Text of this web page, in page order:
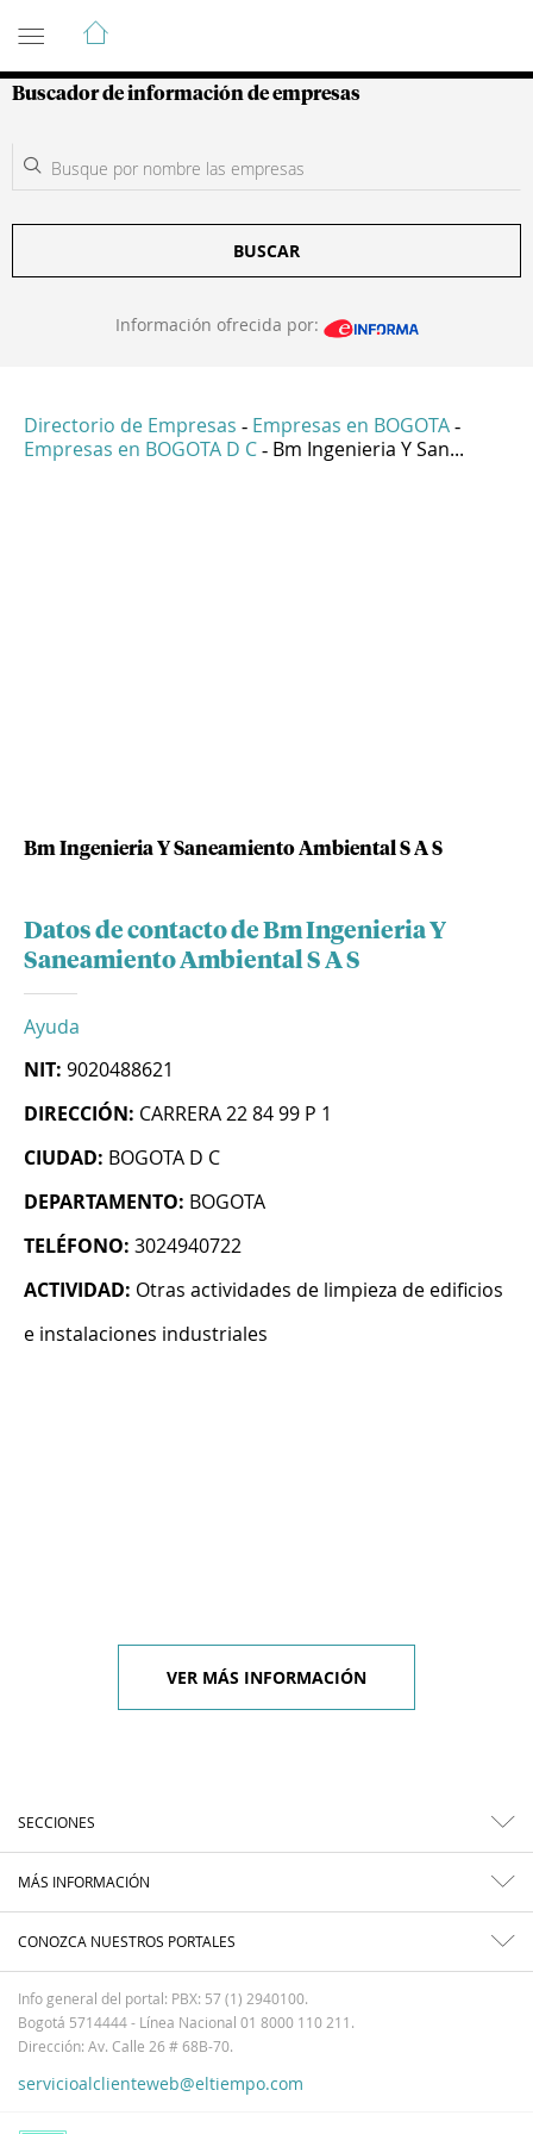
Guía de Empresas Colombianas
Buscador de información de empresas
BUSCAR
Información ofrecida por:
Directorio de Empresas - Empresas en BOGOTA -
Empresas en BOGOTA D C - Bm Ingenieria Y San...
Bm Ingenieria Y Saneamiento Ambiental S A S
Datos de contacto de Bm Ingenieria Y
Saneamiento Ambiental S A S
Ayuda
NIT: 9020488621
DIRECCIÓN: CARRERA 22 84 99 P 1
CIUDAD: BOGOTA D C
DEPARTAMENTO: BOGOTA
TELÉFONO: 3024940722
ACTIVIDAD: Otras actividades de limpieza de edificios
e instalaciones industriales
VER MÁS INFORMACIÓN
SECCIONES
MÁS INFORMACIÓN
CONOZCA NUESTROS PORTALES
Info general del portal: PBX: 57 (1) 2940100.
Bogotá 5714444 - Línea Nacional 01 8000 110 211.
Dirección: Av. Calle 26 # 68B-70.
servicioalclienteweb@eltiempo.com